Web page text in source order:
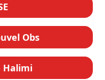
Obs
Halimi